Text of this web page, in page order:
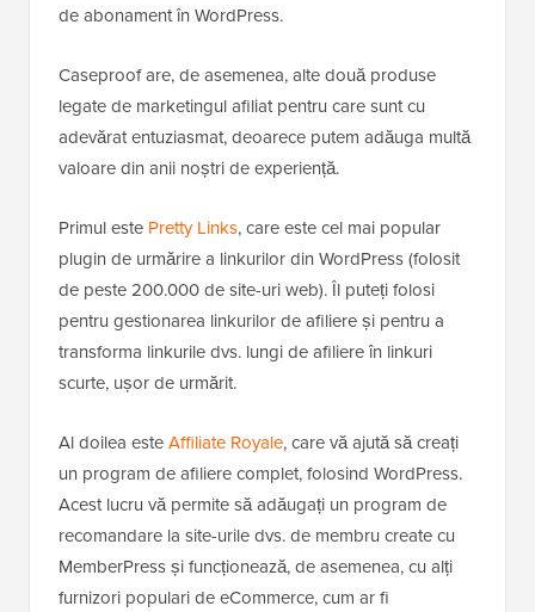
de abonament în WordPress.
Caseproof are, de asemenea, alte două produse
legate de marketingul afiliat pentru care sunt cu
adevărat entuziasmat, deoarece putem adăuga multă
valoare din anii noștri de experiență.
Primul este Pretty Links, care este cel mai popular
plugin de urmărire a linkurilor din WordPress (folosit
de peste 200.000 de site-uri web). Îl puteți folosi
pentru gestionarea linkurilor de afiliere și pentru a
transforma linkurile dvs. lungi de afiliere în linkuri
scurte, ușor de urmărit.
Al doilea esteAffiliate Royale, care vă ajută să creați
un program de afiliere complet, folosind WordPress.
Acest lucru vă permite să adăugați un program de
recomandare la site-urile dvs. de membru create cu
MemberPress și funcționează, de asemenea, cu alți
furnizori populari de eCommerce, cum ar fi